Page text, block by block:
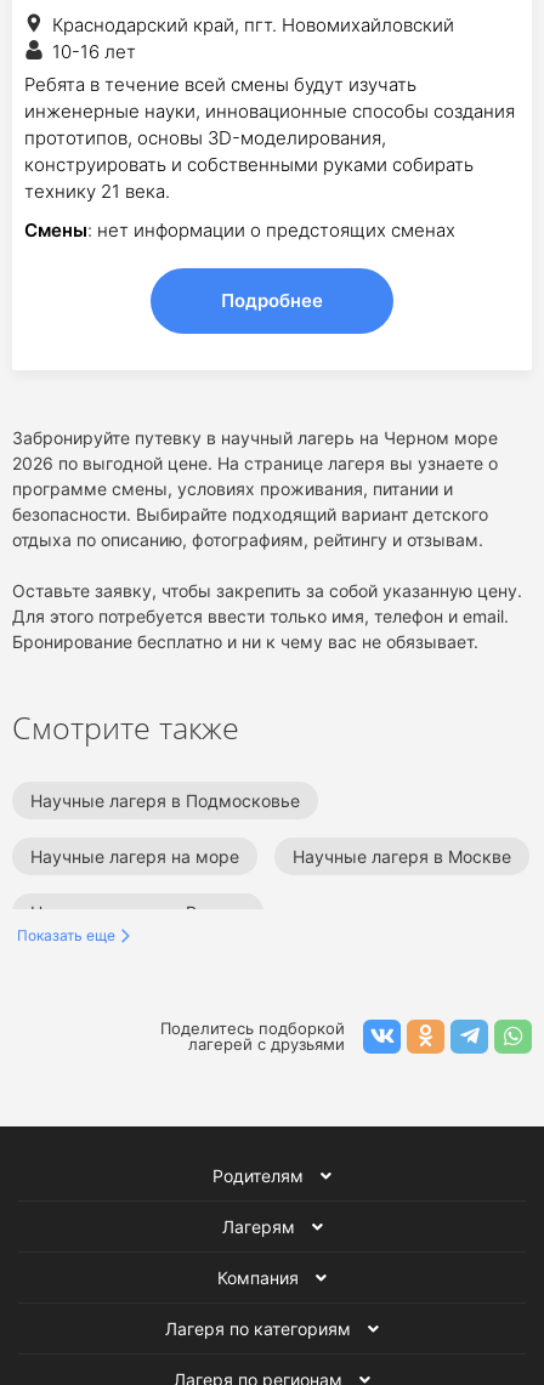
Краснодарский край, пгт. Новомихайловский
10-16 лет
Ребята в течение всей смены будут изучать
инженерные науки, инновационные способы создания
прототипов, основы 3D-моделирования,
конструировать и собственными руками собирать
технику 21 века.
Смены: нет информации о предстоящих сменах
Подробнее
Забронируйте путевку в научный лагерь на Черном море
2026 по выгодной цене. На странице лагеря вы узнаете о
программе смены, условиях проживания, питании и
безопасности. Выбирайте подходящий вариант детского
отдыха по описанию, фотографиям, рейтингу и отзывам.
Оставьте заявку, чтобы закрепить за собой указанную цену.
Для этого потребуется ввести только имя, телефон и email.
Бронирование бесплатно и ни к чему вас не обязывает.
Смотрите также
Научные лагеря в Подмосковье
Научные лагеря на море Научные лагеря в Москве
Научные лагеря в России
Летние научные лагеря Весенние научные лагеря
Показать еще
Поделитесь подборкой
лагерей с друзьями
Родителям
Лагерям
Компания
Лагеря по категориям
Лагеря по регионам